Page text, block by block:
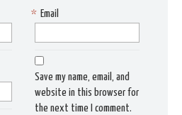
Email
*
Save my name, email, and
website in this browser for
the next time I comment.